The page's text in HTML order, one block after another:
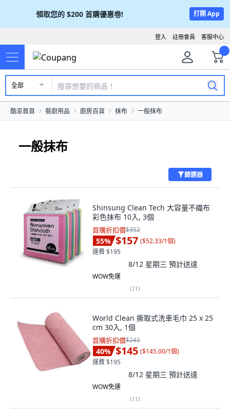
領取您的 $200 首購優惠卷! 打開 App
客服中心
註冊會員
登入
全部
酷澎首頁 餐廚用品 廚房百貨 抹布 一般抹布
一般抹布
篩選器
Shinsung Clean Tech 大容量不織布
彩色抹布 10入, 3個
首購折扣價$352
55% $157 ($52.33/1個)
運費 $195
8/12 星期三 預計送達
WOW免運
(21)
World Clean 撕取式洗車毛巾 25 x 25
cm 30入, 1個
首購折扣價$243
40% $145 ($145.00/1個)
運費 $195
8/12 星期三 預計送達
WOW免運
(11)